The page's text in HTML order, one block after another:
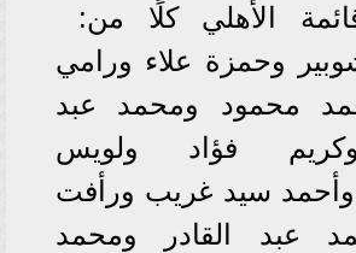
الأهلي كلًا من:
وحمزة علاء ورامي
محمود ومحمد عبد
فؤاد ولويس
سيد غريب ورأفت
عبد القادر ومحمد